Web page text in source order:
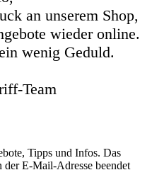
an unserem Shop,
wieder online.
wenig Geduld.
Team
Tipps und Infos. Das
E-Mail-Adresse beendet